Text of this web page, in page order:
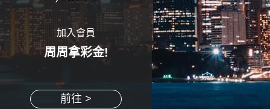
加入會員
周周拿彩金!
前往 >